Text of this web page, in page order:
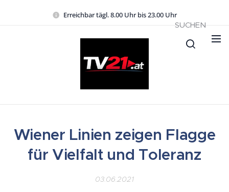
Erreichbar tägl. 8.00 Uhr bis 23.00 Uhr
SUCHEN
Wiener Linien zeigen Flagge
für Vielfalt und Toleranz
03.06.2021